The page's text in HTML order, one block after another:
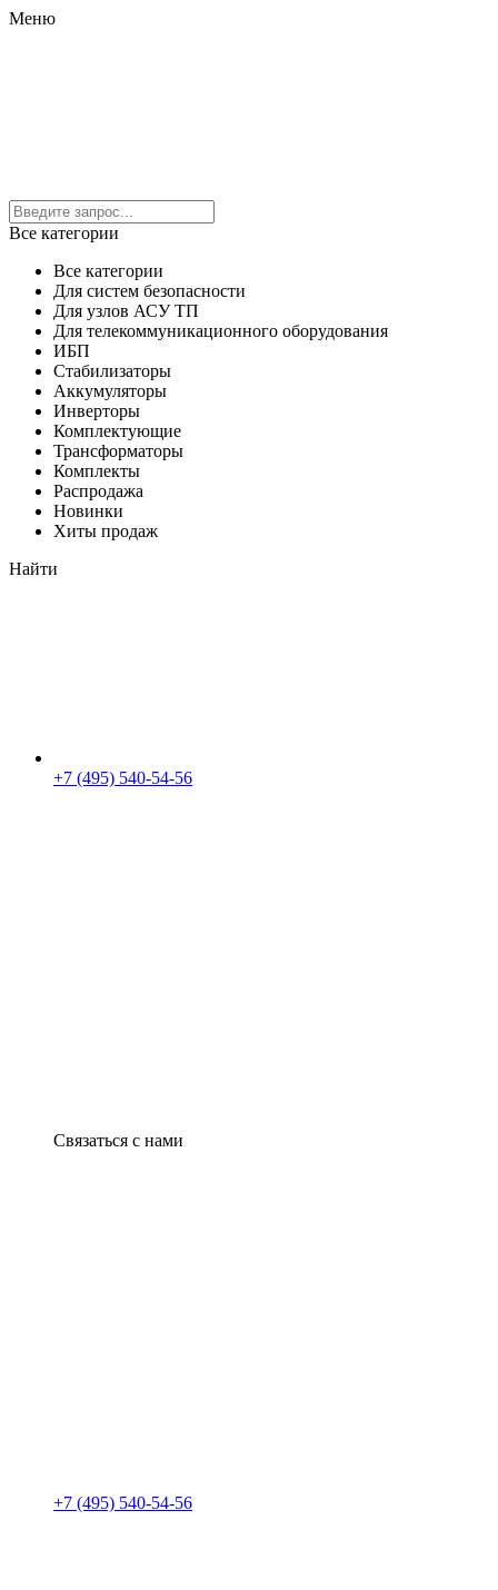
Меню
Все категории
Все категории
Для систем безопасности
Для узлов АСУ ТП
Для телекоммуникационного оборудования
ИБП
Стабилизаторы
Аккумуляторы
Инверторы
Комплектующие
Трансформаторы
Комплекты
Распродажа
Новинки
Хиты продаж
Найти
+7 (495) 540-54-56
Связаться с нами
+7 (495) 540-54-56